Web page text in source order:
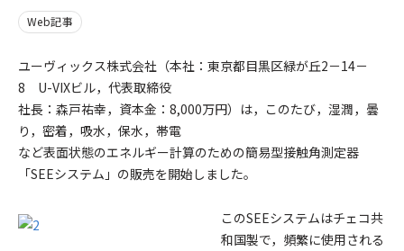
Web記事
ユーヴィックス株式会社（本社：東京都目黒区緑が丘2－14－
8 U-VIXビル，代表取締役
社長：森戸祐幸，資本金：8,000万円）は，このたび，湿潤，曇
り，密着，吸水，保水，帯電
など表面状態のエネルギー計算のための簡易型接触角測定器
「SEEシステム」の販売を開始しました。
このSEEシステムはチェコ共
和国製で，頻繁に使用される